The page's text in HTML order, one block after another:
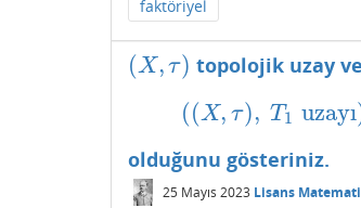
faktöriyel
(X, τ)
(X,τ) topolojik uzay
((X, τ), T 1 uzayı
((X ,τ), T1
olduğunu gösteriniz.
25 Mayıs 2023 Lisans